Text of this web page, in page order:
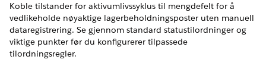
Koble tilstander for aktivumlivssyklus til mengdefelt for å
vedlikeholde nøyaktige lagerbeholdningsposter uten manuell
dataregistrering. Se gjennom standard statustilordninger og
viktige punkter før du konfigurerer tilpassede
tilordningsregler.